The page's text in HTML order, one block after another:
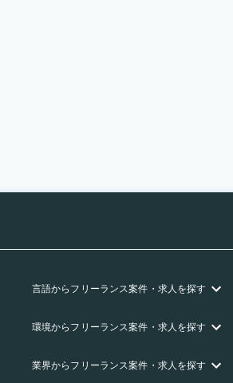
言語からフリーランス案件・求人を探す
環境からフリーランス案件・求人を探す
業界からフリーランス案件・求人を探す